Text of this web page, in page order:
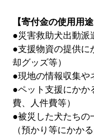
【寄付金の使用用途
●災害救助犬出動派
●支援物資の提供に
却グッズ等）
●現地の情報収集や
●ペット支援にかか
費、人件費等）
●被災した犬たちの
（預かり等にかか